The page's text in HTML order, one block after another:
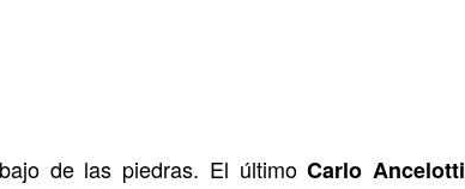
de las piedras. El últimoCarlo Ancelotti